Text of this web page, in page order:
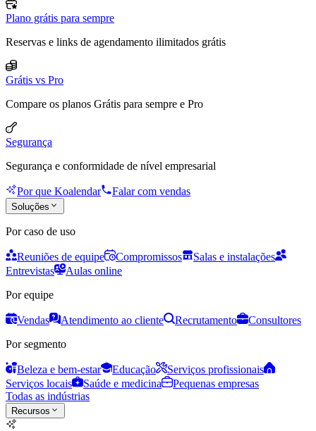
Plano grátis para sempre
Reservas e links de agendamento ilimitados grátis
Grátis vs Pro
Compare os planos Grátis para sempre e Pro
Segurança
Segurança e conformidade de nível empresarial
Por que Koalendar Falar com vendas
Soluções
Por caso de uso
Reuniões de equipe Compromissos
Salas e instalações
Entrevistas
Aulas online
Por equipe
Vendas Atendimento ao cliente Recrutamento
Consultores
Por segmento
Beleza e bem-estar Educação
Serviços profissionais
Serviços locais
Saúde e medicina
Pequenas empresas
Todas as indústrias
Recursos